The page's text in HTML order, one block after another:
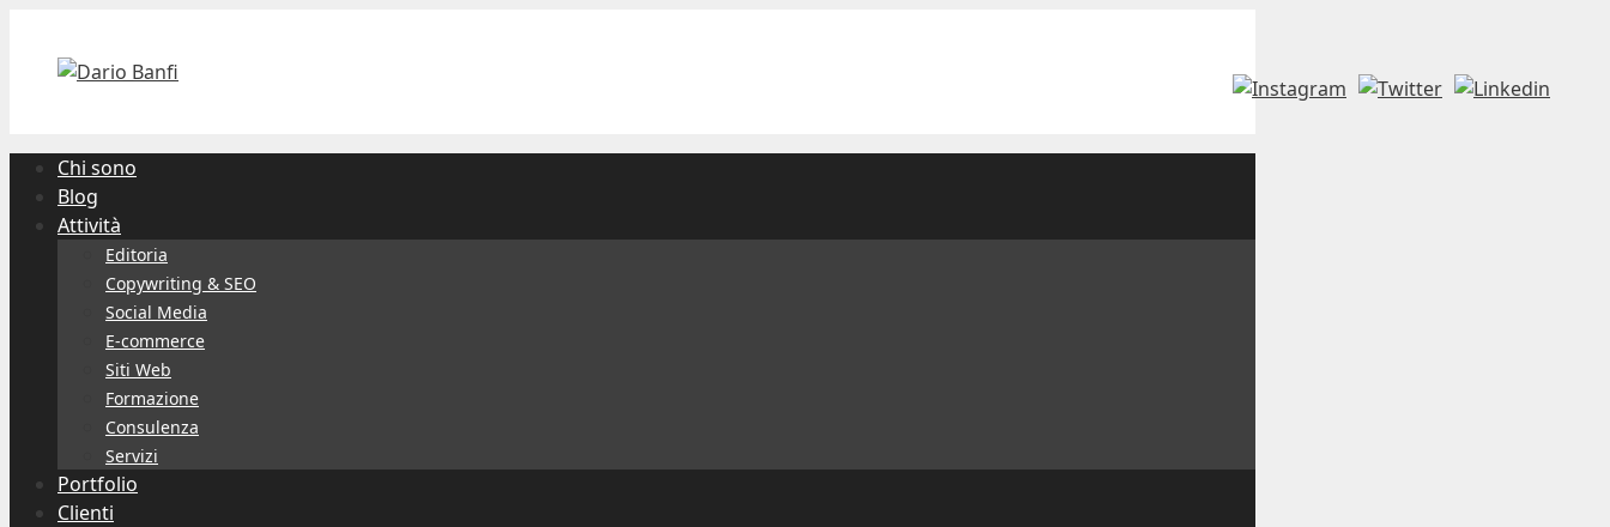
contenuto
Chi sono
Blog
Attività
Editoria
Copywriting & SEO
Social Media
E-commerce
Siti Web
Formazione
Consulenza
Servizi
Portfolio
Clienti